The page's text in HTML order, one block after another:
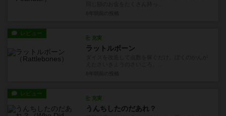
レビュー
充実
ラットルボーン
レビュー
充実
うんちしたのだあれ？